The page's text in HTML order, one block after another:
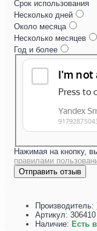
Срок использования
Несколько дней
Около месяца
Несколько месяцев
Год и более
Нажимая на кнопку,
правилами
Отправить отзыв
Производитель:
Артикул: 306410
Наличие: Есть